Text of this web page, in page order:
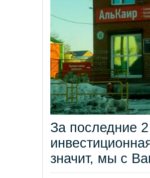
За последние
значит, мы с